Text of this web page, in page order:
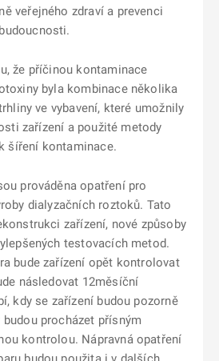
veřejného zdraví a prevenci
že příčinou kontaminace
byla kombinace několika
ve vybavení, které umožnily
zařízení a použité metody
šíření kontaminace.
prováděna opatření pro
dialyzačních roztoků. Tato
zařízení, nové způsoby
testovacích metod.
bude zařízení opět kontrolovat
následovat 12měsíční
kdy se zařízení budou pozorně
procházet přísným
kontrolou. Nápravná opatření